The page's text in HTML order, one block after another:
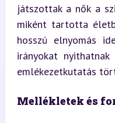
játszottak a nők a
miként tartotta
hosszú elnyomás
irányokat
emlékezetkutatás
Mellékletek és